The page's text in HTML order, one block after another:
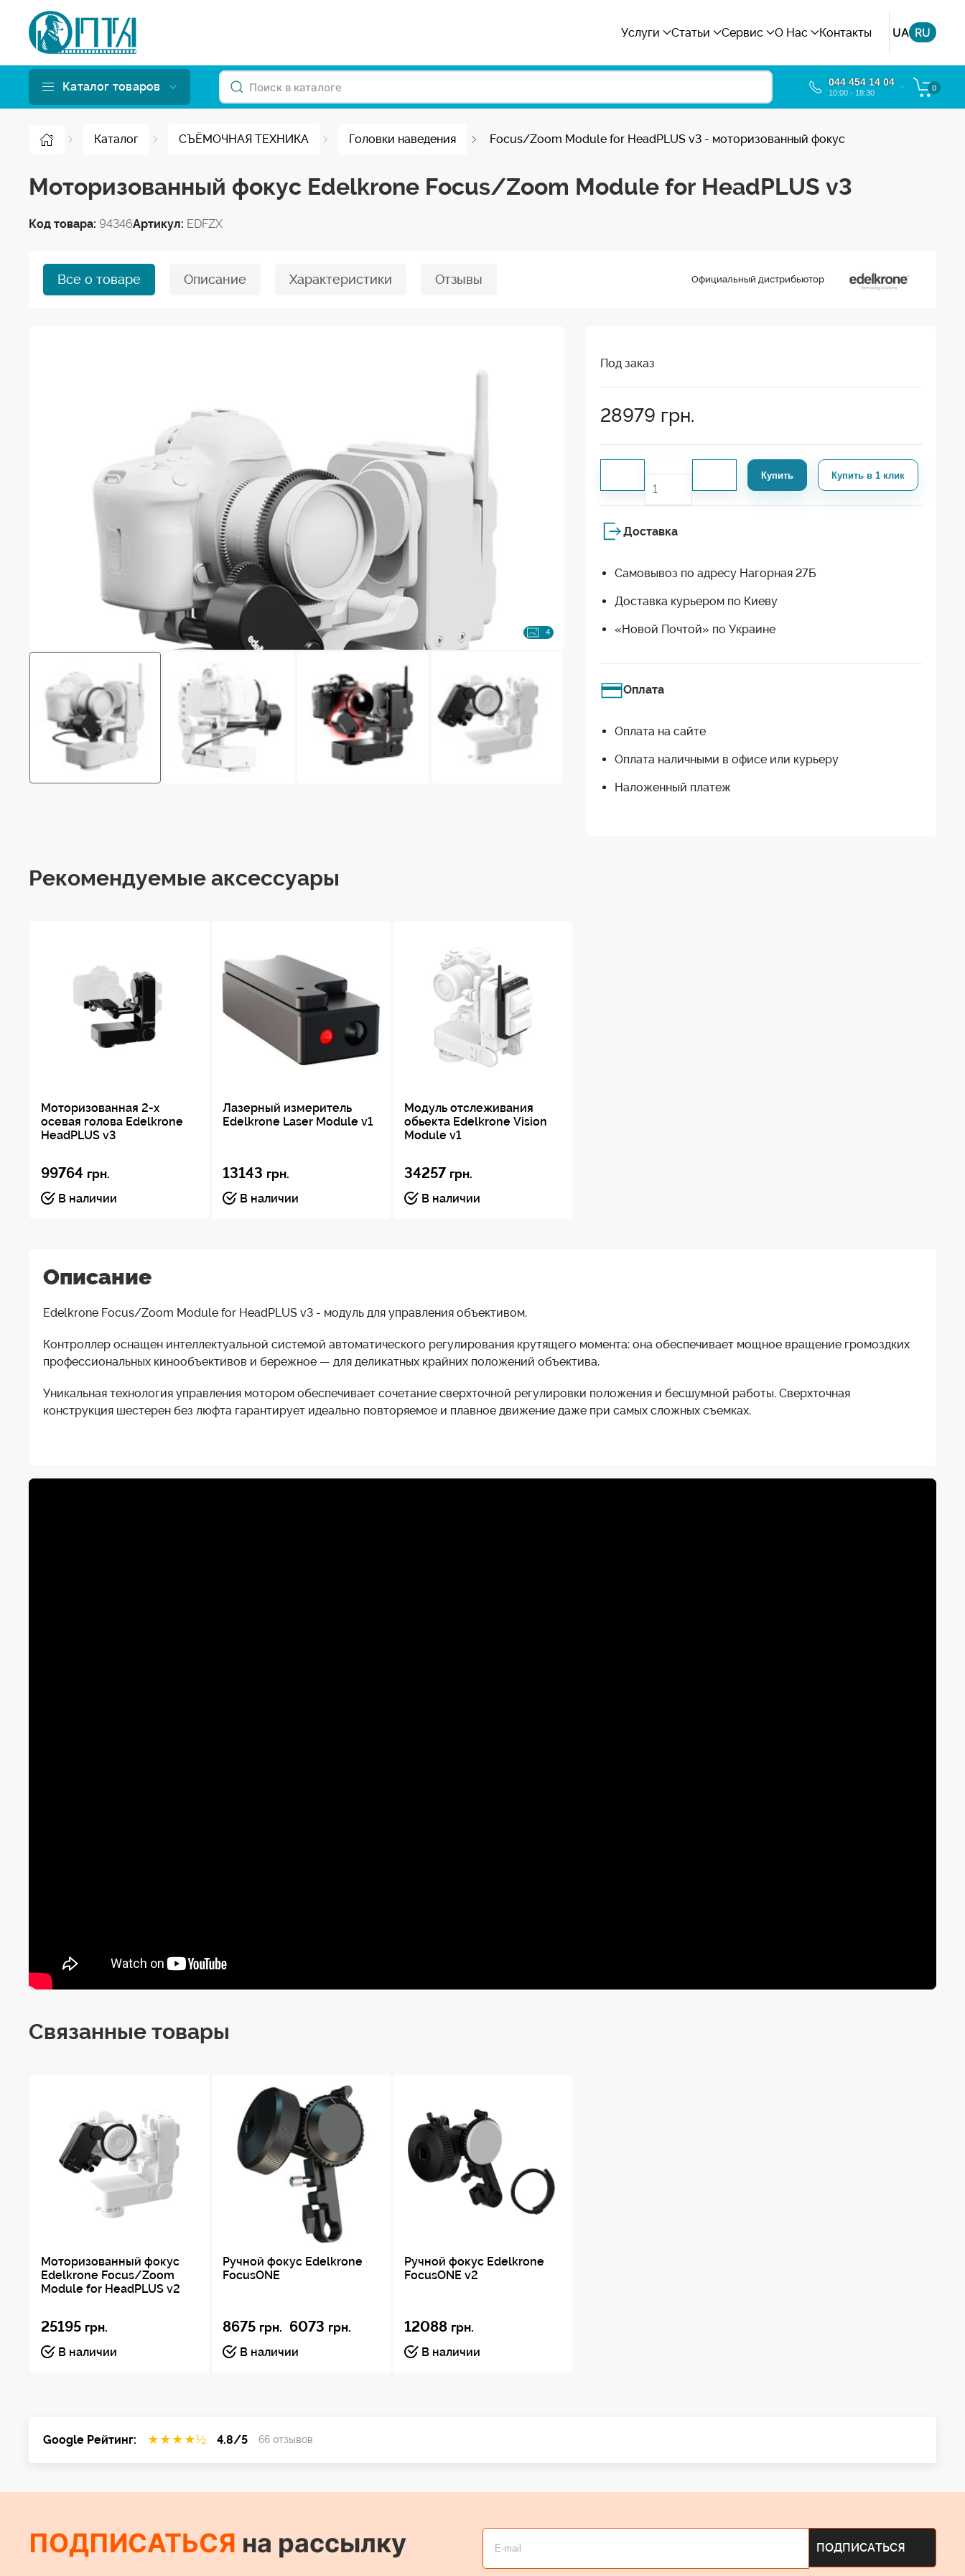
Услуги Статьи Сервис О Нас Контакты UA RU
Каталог товаров 044 454 14 04
10:00 - 18:30
0
Каталог СЪЁМОЧНАЯ ТЕХНИКА Головки наведения Focus/Zoom Module for HeadPLUS v3 - моторизованный фокус
Моторизованный фокус Edelkrone Focus/Zoom Module for HeadPLUS v3
Код товара: 94346Артикул: EDFZX
Все о товаре Описание Характеристики Отзывы Официальный дистрибьютор
4
Под заказ
28979 грн.
Купить Купить в 1 клик
Доставка
Самовывоз по адресу Нагорная 27Б
Доставка курьером по Киеву
«Новой Почтой» по Украине
Оплата
Оплата на сайте
Оплата наличными в офисе или курьеру
Наложенный платеж
Рекомендуемые аксессуары
Моторизованная 2-х
осевая голова Edelkrone
HeadPLUS v3
99764 грн.
В наличии
Лазерный измеритель
Edelkrone Laser Module v1
13143 грн.
В наличии
Модуль отслеживания
обьекта Edelkrone Vision
Module v1
34257 грн.
В наличии
Описание
Edelkrone Focus/Zoom Module for HeadPLUS v3 - модуль для управления объективом.
Контроллер оснащен интеллектуальной системой автоматического регулирования крутящего момента: она обеспечивает мощное вращение громоздких
профессиональных кинообъективов и бережное — для деликатных крайних положений объектива.
Уникальная технология управления мотором обеспечивает сочетание сверхточной регулировки положения и бесшумной работы. Сверхточная
конструкция шестерен без люфта гарантирует идеально повторяемое и плавное движение даже при самых сложных съемках.
Связанные товары
Моторизованный фокус
Edelkrone Focus/Zoom
Module for HeadPLUS v2
25195 грн.
В наличии
Ручной фокус Edelkrone
FocusONE
8675 грн. 6073 грн.
В наличии
Ручной фокус Edelkrone
FocusONE v2
12088 грн.
В наличии
Google Рейтинг: ★ ★ ★ ★½ 4.8/5 66 отзывов
ПОДПИСАТЬСЯ на рассылку